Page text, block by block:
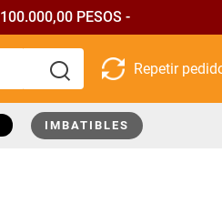
PESOS -
IMBATIBLES